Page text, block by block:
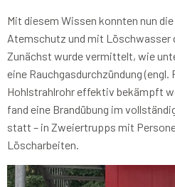
Mit diesem Wissen konnten nun
Atemschutz und mit Löschwasser
Zunächst wurde vermittelt, wie
eine Rauchgasdurchzündung (engl.
Hohlstrahlrohr effektiv bekämpft
fand eine Brandübung im
statt – in Zweiertrupps mit
Löscharbeiten.